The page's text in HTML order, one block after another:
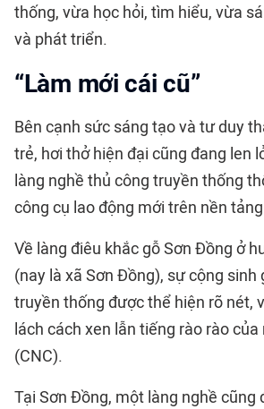
thống, vừa học hỏi, tìm hiểu, vừa
và phát triển.
“Làm mới cái cũ”
Bên cạnh sức sáng tạo và tư duy
trẻ, hơi thở hiện đại cũng đang len
làng nghề thủ công truyền thống
công cụ lao động mới trên nền
Về làng điêu khắc gỗ Sơn Đồng ở
(nay là xã Sơn Đồng), sự cộng sinh
truyền thống được thể hiện rõ nét,
lách cách xen lẫn tiếng rào rào
(CNC).
Tại Sơn Đồng, một làng nghề cũng